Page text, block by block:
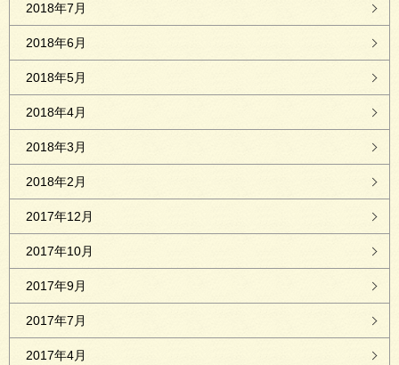
2018年7月
2018年6月
2018年5月
2018年4月
2018年3月
2018年2月
2017年12月
2017年10月
2017年9月
2017年7月
2017年4月